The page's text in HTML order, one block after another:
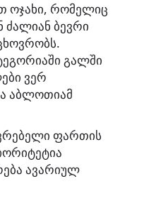
ოჯახი, რომელიც
ძალიან ბევრი
გალში
ვერ
აბლოთიამ
ფართის
ავარიულ